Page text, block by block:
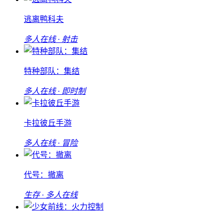
逃离鸭科夫
多人在线 · 射击
特种部队：集结
多人在线 · 即时制
卡拉彼丘手游
多人在线 · 冒险
代号：撤离
生存 · 多人在线